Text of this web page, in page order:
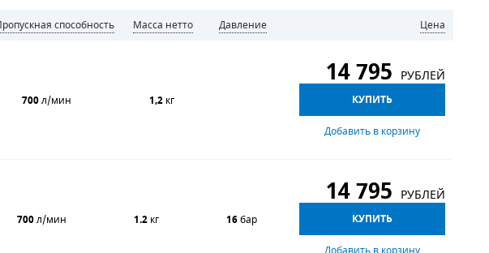
Пропускная способность Масса нетто Давление Цена
700л/мин 1,2 кг
14 795 РУБЛЕЙ
КУПИТЬ
Добавить в корзину
700л/мин 1.2 кг 16бар
14 795 РУБЛЕЙ
КУПИТЬ